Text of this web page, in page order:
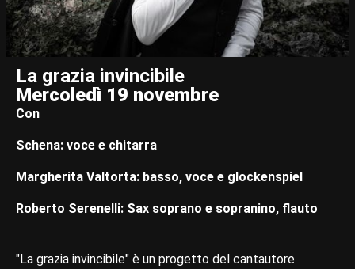
La grazia invincibile
Mercoledì 19 novembre
Con
Schena: voce e chitarra
Margherita Valtorta: basso, voce e glockenspiel
Roberto Serenelli: Sax soprano e sopranino, flauto
"La grazia invincibile" è un progetto del cantautore